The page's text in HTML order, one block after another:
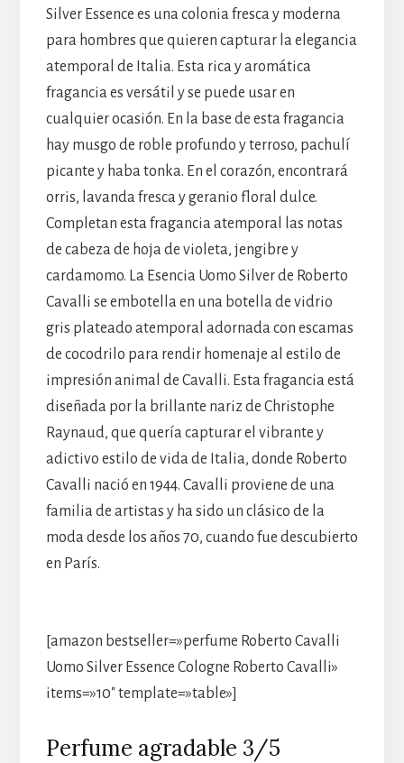
Silver Essence es una colonia fresca y moderna
para hombres que quieren capturar la elegancia
atemporal de Italia. Esta rica y aromática
fragancia es versátil y se puede usar en
cualquier ocasión. En la base de esta fragancia
hay musgo de roble profundo y terroso, pachulí
picante y haba tonka. En el corazón, encontrará
orris, lavanda fresca y geranio floral dulce.
Completan esta fragancia atemporal las notas
de cabeza de hoja de violeta, jengibre y
cardamomo. La Esencia Uomo Silver de Roberto
Cavalli se embotella en una botella de vidrio
gris plateado atemporal adornada con escamas
de cocodrilo para rendir homenaje al estilo de
impresión animal de Cavalli. Esta fragancia está
diseñada por la brillante nariz de Christophe
Raynaud, que quería capturar el vibrante y
adictivo estilo de vida de Italia, donde Roberto
Cavalli nació en 1944. Cavalli proviene de una
familia de artistas y ha sido un clásico de la
moda desde los años 70, cuando fue descubierto
en París.
[amazon bestseller=»perfume Roberto Cavalli
Uomo Silver Essence Cologne Roberto Cavalli»
items=»10″ template=»table»]
Perfume agradable 3/5